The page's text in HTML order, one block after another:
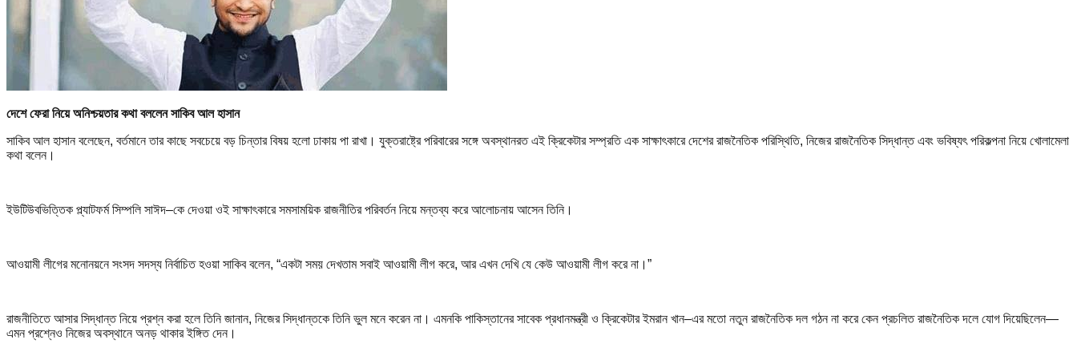
দেশে ফেরা নিয়ে অনিশ্চয়তার কথা বললেন সাকিব আল হাসান
সাকিব আল হাসান বলেছেন, বর্তমানে তার কাছে সবচেয়ে বড় চিন্তার বিষয় হলো ঢাকায় পা রাখা। যুক্তরাষ্ট্রে পরিবারের সঙ্গে অবস্থানরত এই ক্রিকেটার সম্প্রতি এক সাক্ষাৎকারে দেশের রাজনৈতিক পরিস্থিতি, নিজের রাজনৈতিক সিদ্ধান্ত এবং ভবিষ্যৎ পরিকল্পনা নিয়ে খোলামেলা
কথা বলেন।
ইউটিউবভিত্তিক প্ল্যাটফর্ম সিম্পলি সাঈদ–কে দেওয়া ওই সাক্ষাৎকারে সমসাময়িক রাজনীতির পরিবর্তন নিয়ে মন্তব্য করে আলোচনায় আসেন তিনি।
আওয়ামী লীগের মনোনয়নে সংসদ সদস্য নির্বাচিত হওয়া সাকিব বলেন, “একটা সময় দেখতাম সবাই আওয়ামী লীগ করে, আর এখন দেখি যে কেউ আওয়ামী লীগ করে না।”
রাজনীতিতে আসার সিদ্ধান্ত নিয়ে প্রশ্ন করা হলে তিনি জানান, নিজের সিদ্ধান্তকে তিনি ভুল মনে করেন না। এমনকি পাকিস্তানের সাবেক প্রধানমন্ত্রী ও ক্রিকেটার ইমরান খান–এর মতো নতুন রাজনৈতিক দল গঠন না করে কেন প্রচলিত রাজনৈতিক দলে যোগ দিয়েছিলেন—
এমন প্রশ্নেও নিজের অবস্থানে অনড় থাকার ইঙ্গিত দেন।